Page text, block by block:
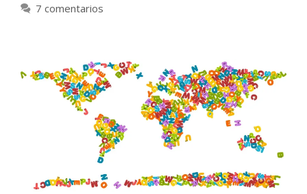
7 comentarios